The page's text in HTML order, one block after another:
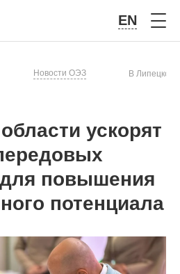
EN
Новости ОЭЗ В Липецкой
ускорят
повышения
потенциала